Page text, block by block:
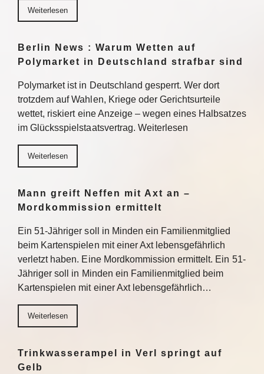
Weiterlesen
Berlin News : Warum Wetten auf
Polymarket in Deutschland strafbar sind
Polymarket ist in Deutschland gesperrt. Wer dort
trotzdem auf Wahlen, Kriege oder Gerichtsurteile
wettet, riskiert eine Anzeige – wegen eines Halbsatzes
im Glücksspielstaatsvertrag. Weiterlesen
Weiterlesen
Mann greift Neffen mit Axt an –
Mordkommission ermittelt
Ein 51-Jähriger soll in Minden ein Familienmitglied
beim Kartenspielen mit einer Axt lebensgefährlich
verletzt haben. Eine Mordkommission ermittelt. Ein 51-
Jähriger soll in Minden ein Familienmitglied beim
Kartenspielen mit einer Axt lebensgefährlich…
Weiterlesen
Trinkwasserampel in Verl springt auf
Gelb